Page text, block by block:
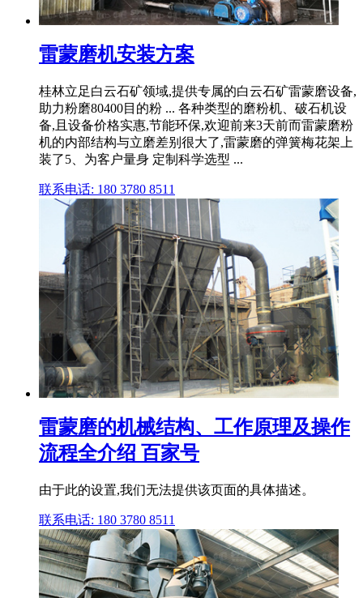
雷蒙磨机安装方案
桂林立足白云石矿领域,提供专属的白云石矿雷蒙磨设备,
助力粉磨80400目的粉 ... 各种类型的磨粉机、破石机设
备,且设备价格实惠,节能环保,欢迎前来3天前而雷蒙磨粉
机的内部结构与立磨差别很大了,雷蒙磨的弹簧梅花架上
装了5、为客户量身 定制科学选型 ...
联系电话: 180 3780 8511
雷蒙磨的机械结构、工作原理及操作
流程全介绍 百家号
由于此的设置,我们无法提供该页面的具体描述。
联系电话: 180 3780 8511